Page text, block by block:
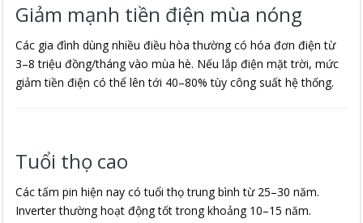
Giảm mạnh tiền điện mùa nóng
Các gia đình dùng nhiều điều hòa thường có hóa đơn điện từ
3–8 triệu đồng/tháng vào mùa hè. Nếu lắp điện mặt trời, mức
giảm tiền điện có thể lên tới 40–80% tùy công suất hệ thống.
Tuổi thọ cao
Các tấm pin hiện nay có tuổi thọ trung bình từ 25–30 năm.
Inverter thường hoạt động tốt trong khoảng 10–15 năm.